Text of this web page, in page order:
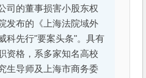
司的董事损害小股东权
发布的《上海法院域外
科先行"要案头条"。具有
资格，系多家知名高校
生导师及上海市商务委